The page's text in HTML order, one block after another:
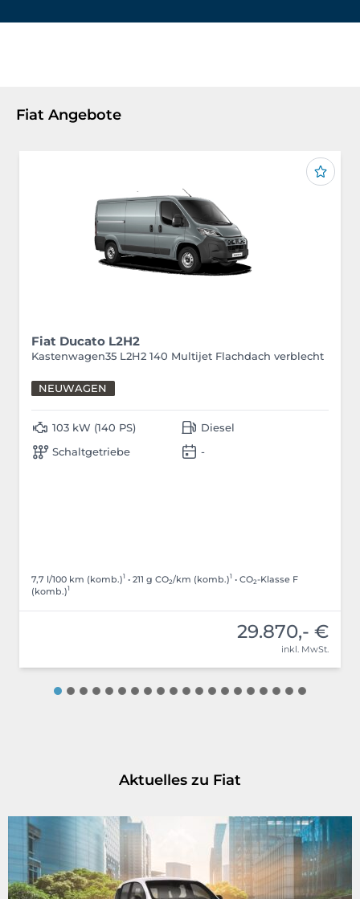
Fiat Angebote
Fiat Ducato L2H2
Kastenwagen35 L2H2 140 Multijet Flachdach verblecht
NEUWAGEN
103 kW (140 PS)
Schaltgetriebe
Diesel
-
7,7 l/100 km (komb.)1 • 211 g CO2/km (komb.)1 • CO2-Klasse F
(komb.)1
29.870,- €
inkl. MwSt.
Aktuelles zu Fiat